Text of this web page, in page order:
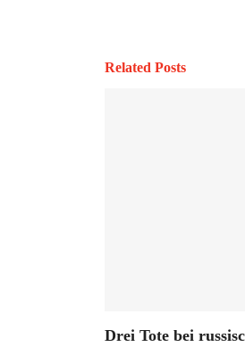
Related Posts
Drei Tote bei